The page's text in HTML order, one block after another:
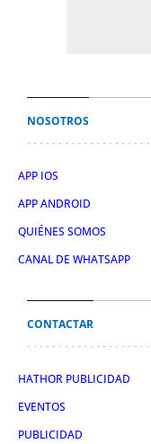
NOSOTROS
APP IOS
APP ANDROID
QUIÉNES SOMOS
CANAL DE WHATSAPP
CONTACTAR
HATHOR PUBLICIDAD
EVENTOS
PUBLICIDAD